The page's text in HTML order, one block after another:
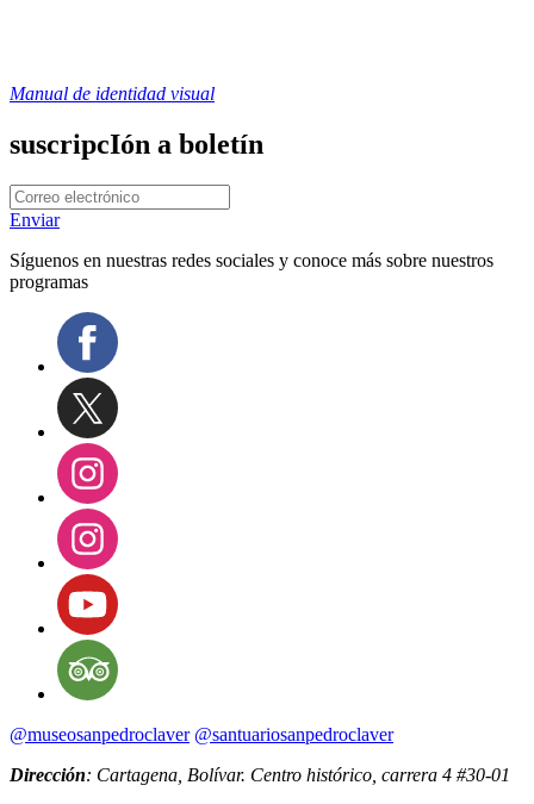
Manual de identidad visual
suscripcIón a boletín
Enviar
Síguenos en nuestras redes sociales y conoce más sobre nuestros
programas
@museosanpedroclaver @santuariosanpedroclaver
Dirección: Cartagena, Bolívar. Centro histórico, carrera 4 #30-01